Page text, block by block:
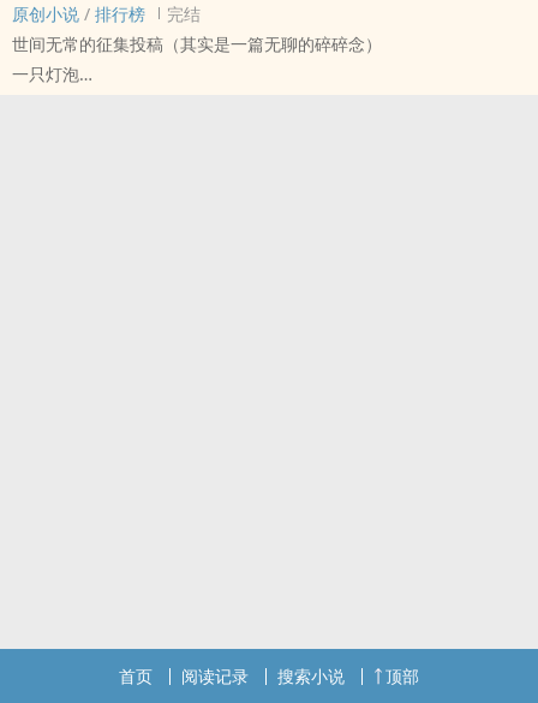
原创小说 / 排行榜
完结
世间无常的征集投稿（其实是一篇无聊的碎碎念）
一只灯泡
首页 阅读记录 搜索小说 顶部